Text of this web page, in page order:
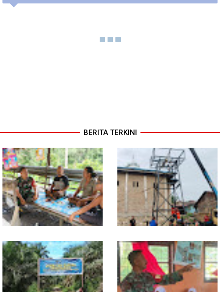
BERITA TERKINI
Lewat Komsos di Warung
Kopi, Babinsa Bangun Sinergi
dan Kekompakan Warga
Progres TNI AD Manunggal Air
Dikebut, Babinsa dan Warga
Dirikan Tower Polytank di
Belegen Mulia